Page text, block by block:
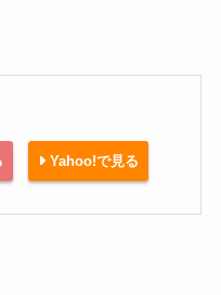
Yahoo!で見る